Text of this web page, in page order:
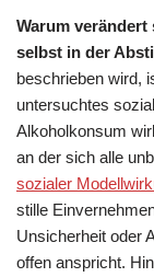
Warum verändert
selbst in der
beschrieben wird,
untersuchtes
Alkoholkonsum
an der sich alle
sozialer
stille
Unsicherheit oder
offen anspricht.